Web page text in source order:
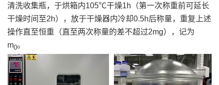
清洗收集瓶，于烘箱内105℃干燥1h（第一次称重前可延长
干燥时间至2h），放于干燥器内冷却0.5h后称量，重复上述
操作直至恒重（直至两次称量的差不超过2mg），记为
m0。